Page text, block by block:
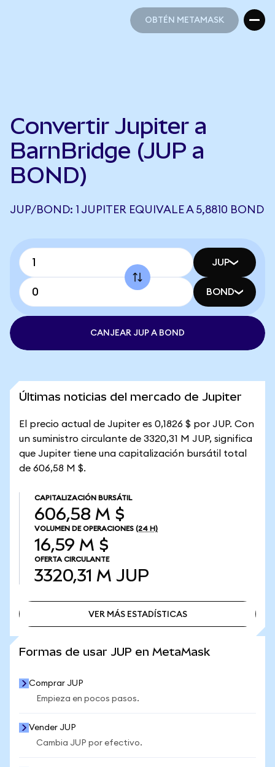
OBTÉN METAMASK
Convertir Jupiter a
BarnBridge (JUP a
BOND)
JUP/BOND: 1 JUPITER EQUIVALE A 5,8810 BOND
JUP
BOND
CANJEAR JUP A BOND
Últimas noticias del mercado de Jupiter
El precio actual de Jupiter es 0,1826 $ por JUP. Con
un suministro circulante de 3320,31 M JUP, significa
que Jupiter tiene una capitalización bursátil total
de 606,58 M $.
CAPITALIZACIÓN BURSÁTIL
606,58 M $
VOLUMEN DE OPERACIONES (24 H)
16,59 M $
OFERTA CIRCULANTE
3320,31 M JUP
VER MÁS ESTADÍSTICAS
Formas de usar JUP en MetaMask
Comprar JUP
Empieza en pocos pasos.
Vender JUP
Cambia JUP por efectivo.